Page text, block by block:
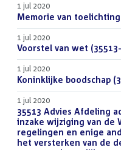
1 jul 2020
Download
bestand:
Memorie van toelichting
1 jul 2020
Download
bestand:
Voorstel van wet
1 jul 2020
Download
bestand:
Koninklijke boodschap
1 jul 2020
Download
bestand:
35513 Advies Afdeling
inzake wijziging van de
regelingen en enige
het versterken van de